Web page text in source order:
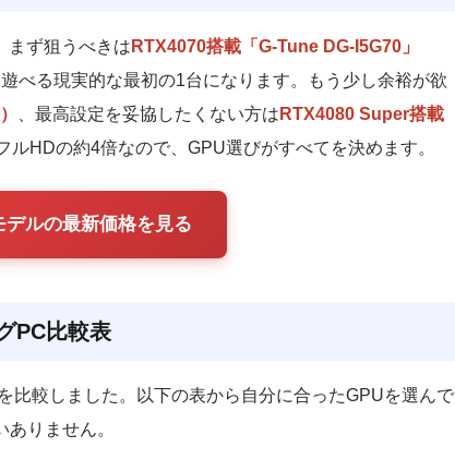
まず狙うべきは RTX4070搭載「G-Tune DG-I5G70」
べる現実的な最初の1台になります。もう少し余裕が欲
、最高設定を妥協したくない方は RTX4080 Super搭載
ルHDの約4倍なので、GPU選びがすべてを決めます。
デルの最新価格を見る
PC比較表
比較しました。以下の表から自分に合ったGPUを選んで
りません。